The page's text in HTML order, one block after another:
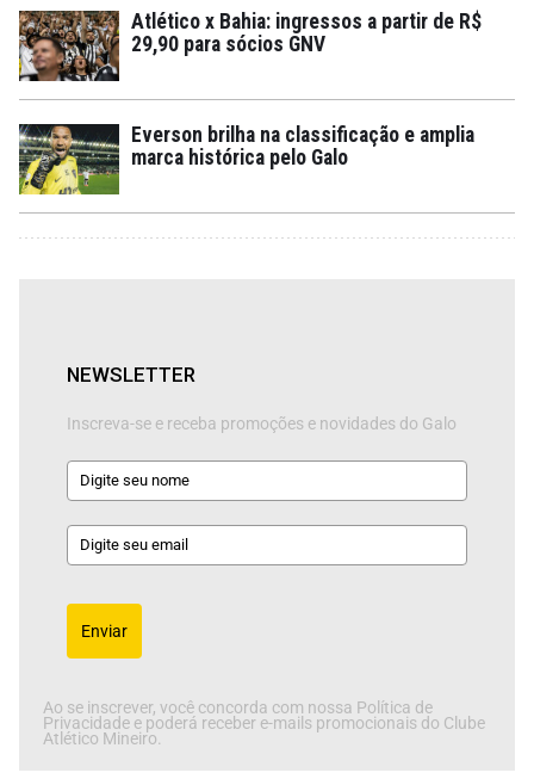
Atlético x Bahia: ingressos a partir de R$
29,90 para sócios GNV
Everson brilha na classificação e amplia
marca histórica pelo Galo
NEWSLETTER
Inscreva-se e receba promoções e novidades do Galo
Enviar
Ao se inscrever, você concorda com nossa Política de
Privacidade e poderá receber e-mails promocionais do Clube
Atlético Mineiro.